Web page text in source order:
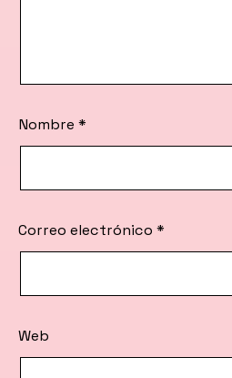
Nombre *
Correo electrónico *
Web